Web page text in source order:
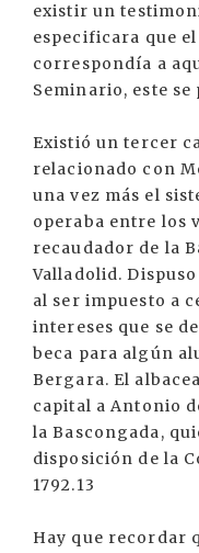
existir un
especificara que
correspondía a
Seminario, este
Existió un tercer
relacionado con
una vez más el
operaba entre los
recaudador de la
Valladolid.
al ser impuesto a
intereses que se
beca para algún
Bergara. El
capital a Antonio
la Bascongada,
disposición de la
1792.13
Hay que recordar